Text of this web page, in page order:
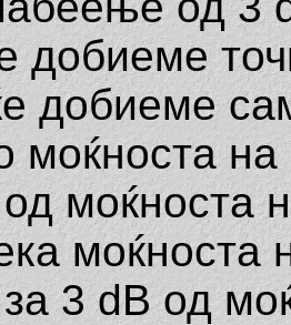
добиеме
добиеме
моќноста
моќноста
моќноста
3 dB од